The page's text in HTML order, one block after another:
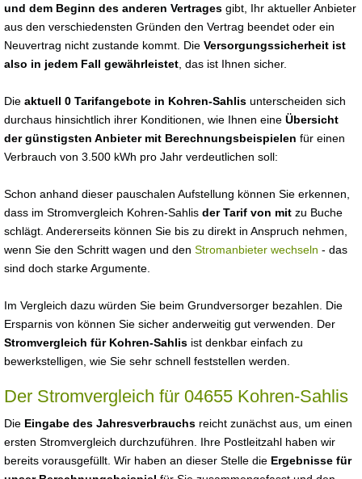
und dem Beginn des anderen Vertrages gibt, Ihr aktueller Anbieter
aus den verschiedensten Gründen den Vertrag beendet oder ein
Neuvertrag nicht zustande kommt. Die Versorgungssicherheit ist
also in jedem Fall gewährleistet , das ist Ihnen sicher.
Die aktuell 0 Tarifangebote in Kohren-Sahlis unterscheiden sich
durchaus hinsichtlich ihrer Konditionen, wie Ihnen eine Übersicht
der günstigsten Anbieter mit Berechnungsbeispielen für einen
Verbrauch von 3.500 kWh pro Jahr verdeutlichen soll:
Schon anhand dieser pauschalen Aufstellung können Sie erkennen,
dass im Stromvergleich Kohren-Sahlis der Tarif von mit zu Buche
schlägt. Andererseits können Sie bis zu direkt in Anspruch nehmen,
wenn Sie den Schritt wagen und den Stromanbieter wechseln - das
sind doch starke Argumente.
Im Vergleich dazu würden Sie beim Grundversorger bezahlen. Die
Ersparnis von können Sie sicher anderweitig gut verwenden. Der
Stromvergleich für Kohren-Sahlis ist denkbar einfach zu
bewerkstelligen, wie Sie sehr schnell feststellen werden.
Der Stromvergleich für 04655 Kohren-Sahlis
Die Eingabe des Jahresverbrauchs reicht zunächst aus, um einen
ersten Stromvergleich durchzuführen. Ihre Postleitzahl haben wir
bereits vorausgefüllt. Wir haben an dieser Stelle die Ergebnisse für